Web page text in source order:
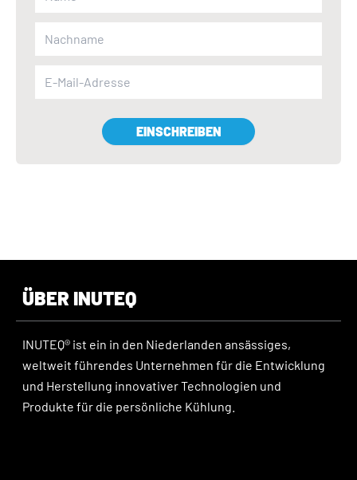
EINSCHREIBEN
ÜBER INUTEQ
INUTEQ® ist ein in den Niederlanden ansässiges,
weltweit führendes Unternehmen für die Entwicklung
und Herstellung innovativer Technologien und
Produkte für die persönliche Kühlung.